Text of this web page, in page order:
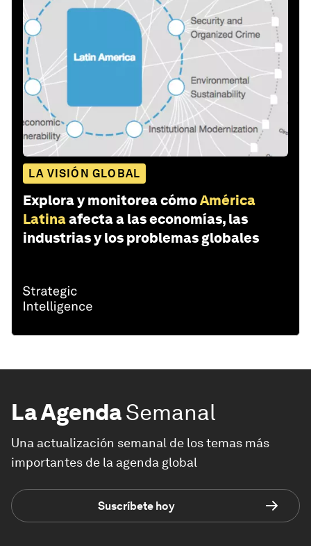
LA VISIÓN GLOBAL
Explora y monitorea cómoAmérica
Latinaafecta a las economías, las
industrias y los problemas globales
La AgendaSemanal
Una actualización semanal de los temas más
importantes de la agenda global
Suscríbete hoy